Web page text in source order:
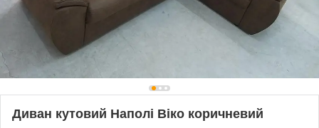
Диван кутовий Наполі Віко коричневий